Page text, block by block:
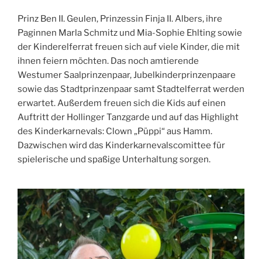
Prinz Ben II. Geulen, Prinzessin Finja II. Albers, ihre
Paginnen Marla Schmitz und Mia-Sophie Ehlting sowie
der Kinderelferrat freuen sich auf viele Kinder, die mit
ihnen feiern möchten. Das noch amtierende
Westumer Saalprinzenpaar, Jubelkinderprinzenpaare
sowie das Stadtprinzenpaar samt Stadtelferrat werden
erwartet. Außerdem freuen sich die Kids auf einen
Auftritt der Hollinger Tanzgarde und auf das Highlight
des Kinderkarnevals: Clown „Püppi“ aus Hamm.
Dazwischen wird das Kinderkarnevalscomittee für
spielerische und spaßige Unterhaltung sorgen.